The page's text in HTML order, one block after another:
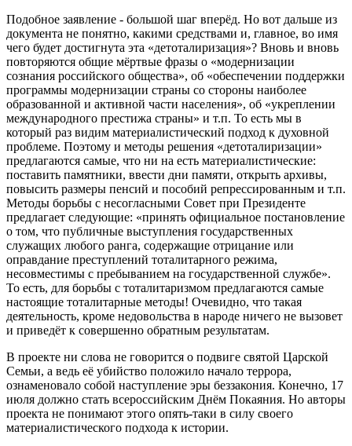
Подобное заявление - большой шаг вперёд. Но вот дальше из
документа не понятно, какими средствами и, главное, во имя
чего будет достигнута эта «детоталиризация»? Вновь и вновь
повторяются общие мёртвые фразы о «модернизации
сознания российского общества», об «обеспечении поддержки
программы модернизации страны со стороны наиболее
образованной и активной части населения», об «укреплении
международного престижа страны» и т.п. То есть мы в
который раз видим материалистический подход к духовной
проблеме. Поэтому и методы решения «детоталиризации»
предлагаются самые, что ни на есть материалистические:
поставить памятники, ввести дни памяти, открыть архивы,
повысить размеры пенсий и пособий репрессированным и т.п.
Методы борьбы с несогласными Совет при Президенте
предлагает следующие: «принять официальное постановление
о том, что публичные выступления государственных
служащих любого ранга, содержащие отрицание или
оправдание преступлений тоталитарного режима,
несовместимы с пребыванием на государственной службе».
То есть, для борьбы с тоталитаризмом предлагаются самые
настоящие тоталитарные методы! Очевидно, что такая
деятельность, кроме недовольства в народе ничего не вызовет
и приведёт к совершенно обратным результатам.
В проекте ни слова не говорится о подвиге святой Царской
Семьи, а ведь её убийство положило начало террора,
ознаменовало собой наступление эры беззакония. Конечно, 17
июля должно стать всероссийским Днём Покаяния. Но авторы
проекта не понимают этого опять-таки в силу своего
материалистического подхода к истории.